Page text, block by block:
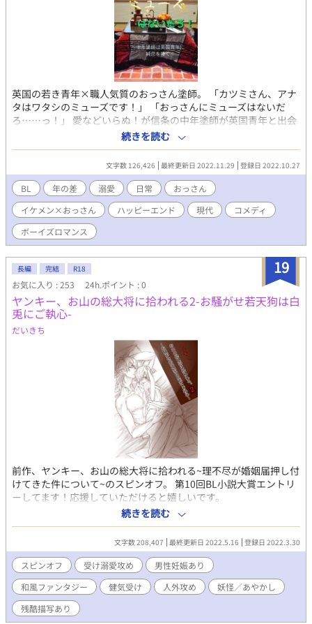
英国の若き青年×職人気質のおっさん塗師。 「カツミさん、アナ
タはワタシのミューズです！」 「おっさんにミューズはないだ
ろ……っ！」 愛などいらぬ！が信条の中年塗師が英国青年と出会
って仲を深めていくコメディBL。男前おっさん×伝統工芸×田舎
ライフ物語。 第10回BL小説大賞エントリー作品。よろしくお願い
続きを読む
文字数 126,426 最終更新日 2022.11.29 登録日 2022.10.27
BL 年の差 溺愛 日常
おっさん
イケメン×おっさん
ハッピーエンド 現代
コメディ
ボーイズロマンス
19
長編 完結 R18
お気に入り : 253 24h.ポイント : 0
ヤンキー、お山の総大将に拾われる2-お騒がせ若天狗は白
兎にご執心-
だいきち
前作、ヤンキー、お山の総大将に拾われる~理不尽が婚姻届押し付
けてきた件について~のスピンオフ。 第10回BL小説大賞エントリ
ーしてます！応援していただけると嬉しいです。
===================== 御嶽山総大将でもある大天狗の蘇芳が
隠居して、その席は若天狗の琥珀殿に譲られたそうな。 しかしこ
の若天狗、まあ見事な伊達男であった。 己は博愛精神であると宣
って、手招きされれば据え膳を美味しくいただく質である。 しか
しある日、元服を迎えたからして、己も番を探さねばと思い立
つ。 俺も親父見てえに番を拾ってくるかと本腰を入れて人里へ降
りてきたまでは良かったが、何故か拾ったのは水神水喰の番の側
仕えである間抜けな玉兎、睡蓮であった。 「僕、琥珀を追いかけ
てきたんだ！」 頭2つ分低い、まんまる赤眼のちび玉兎睡蓮と琥
続きを読む
文字数 208,407 最終更新日 2022.5.16 登録日 2022.3.30
スピンオフ 受け溺愛攻め
男性妊娠あり
和風ファンタジー
健気受け 人外攻め
妖怪／あやかし
残酷描写あり